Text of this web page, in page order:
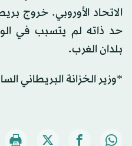
الاتحاد الأوروبي. خروج
حد ذاته لم يتسبب في
بلدان الغرب.
*وزير الخزانة البريطاني